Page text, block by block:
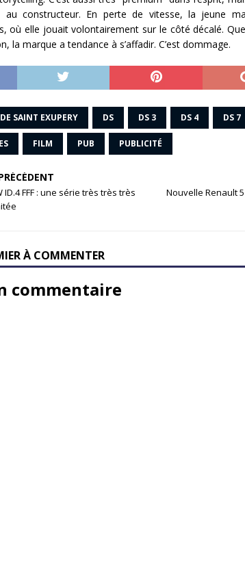
au constructeur. En perte de vitesse, la jeune
où elle jouait volontairement sur le côté décalé.
la marque a tendance à s’affadir. C’est dommage.
SAINT EXUPERY DS DS 3 DS 4 DS 7
FILM PUB PUBLICITÉ
ID.4 FFF : une série très très très
Nouvelle Renault
À COMMENTER
commentaire